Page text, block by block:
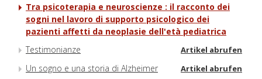
Tra psicoterapia e neuroscienze : il racconto dei
sogni nel lavoro di supporto psicologico dei
pazienti affetti da neoplasie dell'età pediatrica
Testimonianze
Artikel abrufen
Un sogno e una storia di Alzheimer Artikel abrufen